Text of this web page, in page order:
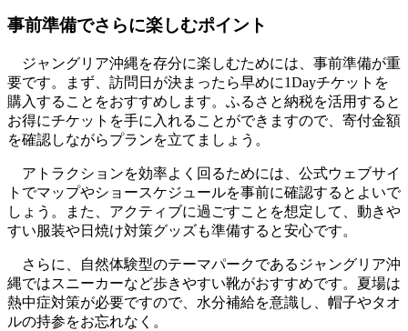
事前準備でさらに楽しむポイント
ジャングリア沖縄を存分に楽しむためには、事前準備が重
要です。まず、訪問日が決まったら早めに1Dayチケットを
購入することをおすすめします。ふるさと納税を活用すると
お得にチケットを手に入れることができますので、寄付金額
を確認しながらプランを立てましょう。
アトラクションを効率よく回るためには、公式ウェブサイ
トでマップやショースケジュールを事前に確認するとよいで
しょう。また、アクティブに過ごすことを想定して、動きや
すい服装や日焼け対策グッズも準備すると安心です。
さらに、自然体験型のテーマパークであるジャングリア沖
縄ではスニーカーなど歩きやすい靴がおすすめです。夏場は
熱中症対策が必要ですので、水分補給を意識し、帽子やタオ
ルの持参をお忘れなく。